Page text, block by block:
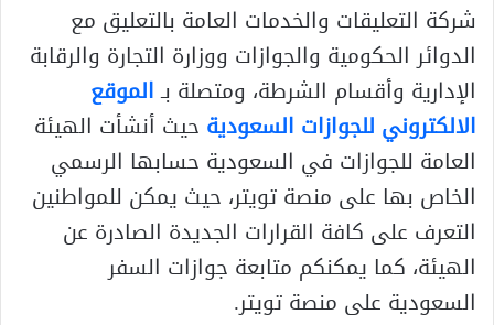
شركة التعليقات والخدمات العامة بالتعليق مع
الدوائر الحكومية والجوازات ووزارة التجارة والرقابة
الإدارية وأقسام الشرطة، ومتصلة بـالموقع
الالكتروني للجوازات السعودية حيث أنشأت الهيئة
العامة للجوازات في السعودية حسابها الرسمي
الخاص بها على منصة تويتر، حيث يمكن للمواطنين
التعرف على كافة القرارات الجديدة الصادرة عن
الهيئة، كما يمكنكم متابعة جوازات السفر
السعودية على منصة تويتر.